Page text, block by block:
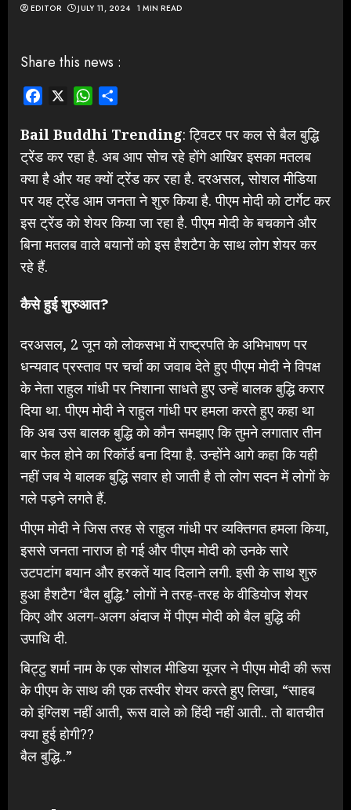
EDITOR JULY 11, 2024 1 MIN READ
Share this news :
Facebook WhatsApp
Bail Buddhi Trending: ट्विटर पर कल से बैल बुद्धि
ट्रेंड कर रहा है. अब आप सोच रहे होंगे आखिर इसका मतलब
क्या है और यह क्यों ट्रेंड कर रहा है. दरअसल, सोशल मीडिया
पर यह ट्रेंड आम जनता ने शुरु किया है. पीएम मोदी को टार्गेट कर
इस ट्रेंड को शेयर किया जा रहा है. पीएम मोदी के बचकाने और
बिना मतलब वाले बयानों को इस हैशटैग के साथ लोग शेयर कर
रहे हैं.
कैसे हुई शुरुआत?
दरअसल, 2 जून को लोकसभा में राष्ट्रपति के अभिभाषण पर
धन्यवाद प्रस्ताव पर चर्चा का जवाब देते हुए पीएम मोदी ने विपक्ष
के नेता राहुल गांधी पर निशाना साधते हुए उन्हें बालक बुद्धि करार
दिया था. पीएम मोदी ने राहुल गांधी पर हमला करते हुए कहा था
कि अब उस बालक बुद्धि को कौन समझाए कि तुमने लगातार तीन
बार फेल होने का रिकॉर्ड बना दिया है. उन्होंने आगे कहा कि यही
नहीं जब ये बालक बुद्धि सवार हो जाती है तो लोग सदन में लोगों के
गले पड़ने लगते हैं.
पीएम मोदी ने जिस तरह से राहुल गांधी पर व्यक्तिगत हमला किया,
इससे जनता नाराज हो गई और पीएम मोदी को उनके सारे
उटपटांग बयान और हरकतें याद दिलाने लगी. इसी के साथ शुरु
हुआ हैशटैग ‘बैल बुद्धि.’ लोगों ने तरह-तरह के वीडियोज शेयर
किए और अलग-अलग अंदाज में पीएम मोदी को बैल बुद्धि की
उपाधि दी.
बिट्टु शर्मा नाम के एक सोशल मीडिया यूजर ने पीएम मोदी की रूस
के पीएम के साथ की एक तस्वीर शेयर करते हुए लिखा, “साहब
को इंग्लिश नहीं आती, रूस वाले को हिंदी नहीं आती.. तो बातचीत
क्या हुई होगी??
बैल बुद्धि..”